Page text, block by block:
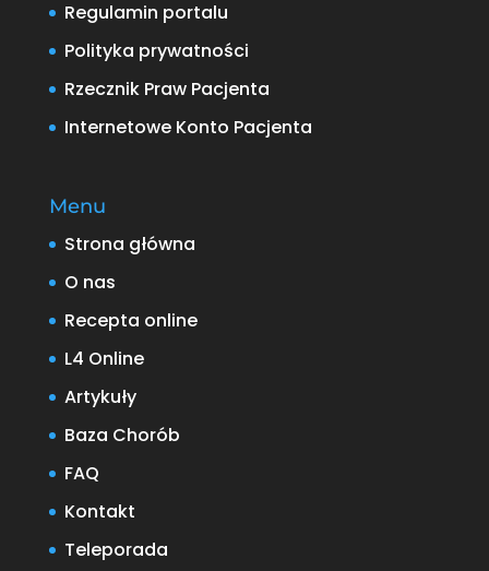
Regulamin portalu
Polityka prywatności
Rzecznik Praw Pacjenta
Internetowe Konto Pacjenta
Menu
Strona główna
O nas
Recepta online
L4 Online
Artykuły
Baza Chorób
FAQ
Kontakt
Teleporada